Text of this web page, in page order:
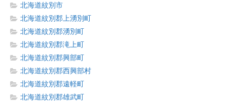
北海道紋別市
北海道紋別郡上湧別町
北海道紋別郡湧別町
北海道紋別郡滝上町
北海道紋別郡興部町
北海道紋別郡西興部村
北海道紋別郡遠軽町
北海道紋別郡雄武町